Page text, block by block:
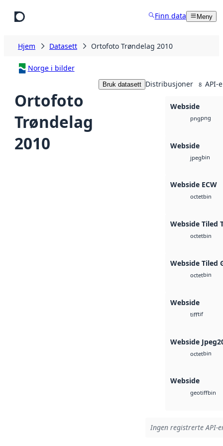
Finn data Meny
Hjem Datasett Ortofoto Trøndelag 2010
Norge i bilder
Ortofoto
Trøndelag
2010
Bruk datasett Distribusjoner 8 API-
Webside
pngpng
Webside
jpegbin
Webside ECW
octetbin
Webside Tiled
octetbin
Webside Tiled
octetbin
Webside
tifftif
Webside
octetbin
Webside
geotiffbin
Ingen registrerte API-